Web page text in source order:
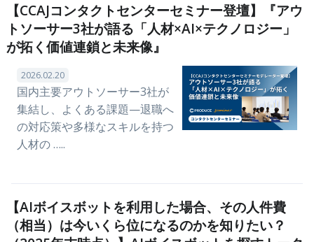
【CCAJコンタクトセンターセミナー登壇】『アウ
トソーサー3社が語る「人材×AI×テクノロジー」
が拓く価値連鎖と未来像』
2026.02.20
国内主要アウトソーサー3社が
集結し、よくある課題—退職へ
の対応策や多様なスキルを持つ
人材の …..
【AIボイスボットを利用した場合、その人件費
（相当）は今いくら位になるのかを知りたい？